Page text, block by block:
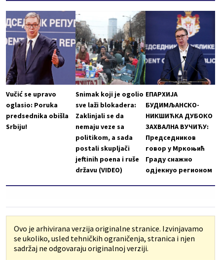
Vučić se upravo
oglasio: Poruka
predsednika obišla
Srbiju!
Snimak koji je ogolio
sve laži blokadera:
Zaklinjali se da
nemaju veze sa
politikom, a sada
postali skupljači
jeftinih poena i ruše
državu (VIDEO)
ЕПАРХИЈА
БУДИМЉАНСКО-
НИКШИЋКА ДУБОКО
ЗАХВАЛНА ВУЧИЋУ:
Председников
говор у Мркоњић
Граду снажно
одјекнуо регионом
Ovo je arhivirana verzija originalne stranice. Izvinjavamo
se ukoliko, usled tehničkih ograničenja, stranica i njen
sadržaj ne odgovaraju originalnoj verziji.